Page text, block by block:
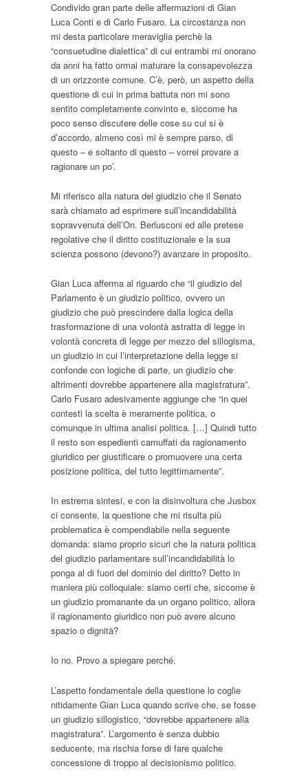
Condivido gran parte delle affermazioni di Gian
Luca Conti e di Carlo Fusaro. La circostanza non
mi desta particolare meraviglia perchè la
“consuetudine dialettica” di cui entrambi mi onorano
da anni ha fatto ormai maturare la consapevolezza
di un orizzonte comune. C’è, però, un aspetto della
questione di cui in prima battuta non mi sono
sentito completamente convinto e, siccome ha
poco senso discutere delle cose su cui si è
d’accordo, almeno così mi è sempre parso, di
questo – e soltanto di questo – vorrei provare a
ragionare un po’.
Mi riferisco alla natura del giudizio che il Senato
sarà chiamato ad esprimere sull’incandidabilità
sopravvenuta dell’On. Berlusconi ed alle pretese
regolative che il diritto costituzionale e la sua
scienza possono (devono?) avanzare in proposito.
Gian Luca afferma al riguardo che “il giudizio del
Parlamento è un giudizio politico, ovvero un
giudizio che può prescindere dalla logica della
trasformazione di una volontà astratta di legge in
volontà concreta di legge per mezzo del sillogisma,
un giudizio in cui l’interpretazione della legge si
confonde con logiche di parte, un giudizio che
altrimenti dovrebbe appartenere alla magistratura”.
Carlo Fusaro adesivamente aggiunge che “in quei
contesti la scelta è meramente politica, o
comunque in ultima analisi politica. […] Quindi tutto
il resto son espedienti camuffati da ragionamento
giuridico per giustificare o promuovere una certa
posizione politica, del tutto legittimamente”.
In estrema sintesi, e con la disinvoltura che Jusbox
ci consente, la questione che mi risulta più
problematica è compendiabile nella seguente
domanda: siamo proprio sicuri che la natura politica
del giudizio parlamentare sull’incandidabilità lo
ponga al di fuori del dominio del diritto? Detto in
maniera più colloquiale: siamo certi che, siccome è
un giudizio promanante da un organo politico, allora
il ragionamento giuridico non può avere alcuno
spazio o dignità?
Io no. Provo a spiegare perché.
L’aspetto fondamentale della questione lo coglie
nitidamente Gian Luca quando scrive che, se fosse
un giudizio sillogistico, “dovrebbe appartenere alla
magistratura”. L’argomento è senza dubbio
seducente, ma rischia forse di fare qualche
concessione di troppo al decisionismo politico.